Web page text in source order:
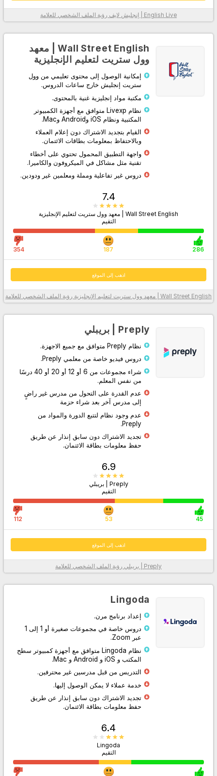
اذهب إلى الموقع
English Live | إنجليش لايف رؤية الملف الشخصي للعلامة
Wall Street English | معهد
وول ستريت لتعليم الإنجليزية
إمكانية الوصول إلى محتوى تعليمي من وول
ستريت إنجليش خارج ساعات الدروس.
مكتبة مواد إنجليزية غنية بالمحتوى.
نظام Livexp متوافق مع أجهزة الكمبيوتر
المكتبية ونظام iOS وAndroid وMac.
القيام بتجديد الاشتراك دون إعلام العملاء
وبالاحتفاظ بمعلومات بطاقات الائتمان.
واجهة التطبيق المحمول تحتوي على أخطاء
تقنية مثل مشاكل في الميكروفون والكاميرا.
دروس غير تفاعلية ومملة ومعلمين غير ودودين.
7.4
Wall Street English | معهد وول ستريت لتعليم الإنجليزية
التقيم
286
187
354
اذهب إلى الموقع
Wall Street English | معهد وول ستريت لتعليم الإنجليزية رؤية الملف الشخصي للعلامة
Preply | بريبلي
نظام Preply متوافق مع جميع الاجهزة.
دروس فيديو خاصة من معلمي Preply.
شراء مجموعات من 6 أو 12 أو 20 أو 40 درسًا
من نفس المعلم.
عدم القدرة على التحول من مدرس غير راضٍ
إلى مدرس آخر بعد شراء حزمة
عدم وجود نظام لتتبع الدورة والمواد من
Preply.
تجديد الاشتراك دون سابق إنذار عن طريق
حفظ معلومات بطاقة الائتمان.
6.9
Preply | بريبلي
التقيم
45
53
112
اذهب إلى الموقع
Preply | بريبلي رؤية الملف الشخصي للعلامة
Lingoda
إعداد برنامج مرن.
دروس خاصة في مجموعات صغيرة أو 1 إلى 1
عبر Zoom.
نظام Lingoda متوافق مع أجهزة كمبيوتر سطح
المكتب و iOS و Android و Mac.
التدريس من قبل مدرسين غير محترفين.
خدمة عملاء لا يمكن الوصول إليها.
تجديد الاشتراك دون سابق إنذار عن طريق
حفظ معلومات بطاقة الائتمان.
6.4
Lingoda
التقيم